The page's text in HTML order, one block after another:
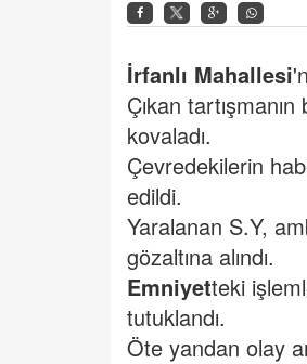
İrfanlı Mahallesi
Çıkan
kovaladı.
Çevredekilerin
edildi.
Yaralanan S.Y,
gözaltına alındı.
Emniyetteki
tutuklandı.
Öte yandan olay